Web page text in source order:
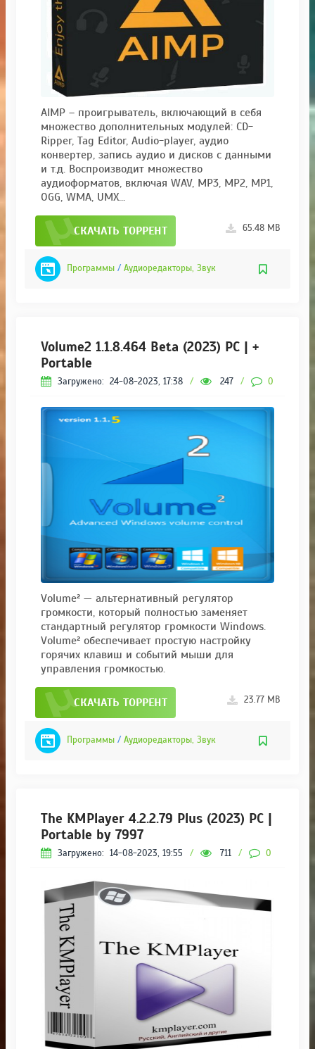
AIMP – проигрыватель, включающий в себя
множество дополнительных модулей: CD-
Ripper, Tag Editor, Audio-player, аудио
конвертер, запись аудио и дисков с данными
и т.д. Воспроизводит множество
аудиоформатов, включая WAV, MP3, MP2, MP1,
OGG, WMA, UMX...
СКАЧАТЬ ТОРРЕНТ 65.48 MB
Программы / Аудиоредакторы, Звук
Volume2 1.1.8.464 Beta (2023) PC | +
Portable
Загружено: 24-08-2023, 17:38 / 247 / 0
Volume² — альтернативный регулятор
громкости, который полностью заменяет
стандартный регулятор громкости Windows.
Volume² обеспечивает простую настройку
горячих клавиш и событий мыши для
управления громкостью.
СКАЧАТЬ ТОРРЕНТ 23.77 MB
Программы / Аудиоредакторы, Звук
The KMPlayer 4.2.2.79 Plus (2023) РС |
Portable by 7997
Загружено: 14-08-2023, 19:55 / 711 / 0